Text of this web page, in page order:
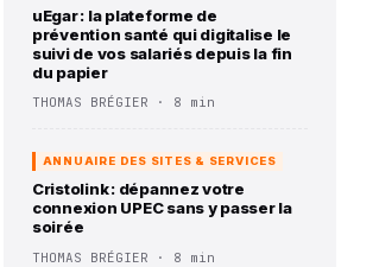
uEgar : la plateforme de
prévention santé qui digitalise le
suivi de vos salariés depuis la fin
du papier
THOMAS BRÉGIER · 8 min
ANNUAIRE DES SITES & SERVICES
Cristolink : dépannez votre
connexion UPEC sans y passer la
soirée
THOMAS BRÉGIER · 8 min